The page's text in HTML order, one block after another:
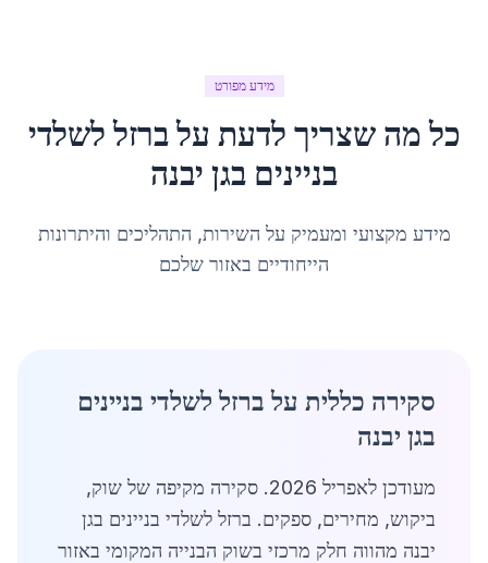
מידע מפורט
כל מה שצריך לדעת עלברזל לשלדי
בניינים בגן יבנה
מידע מקצועי ומעמיק על השירות, התהליכים והיתרונות
הייחודיים באזור שלכם
סקירה כללית על ברזל לשלדי בניינים
בגן יבנה
מעודכן לאפריל 2026. סקירה מקיפה של שוק,
ביקוש, מחירים, ספקים. ברזל לשלדי בניינים בגן
יבנה מהווה חלק מרכזי בשוק הבנייה המקומי באזור